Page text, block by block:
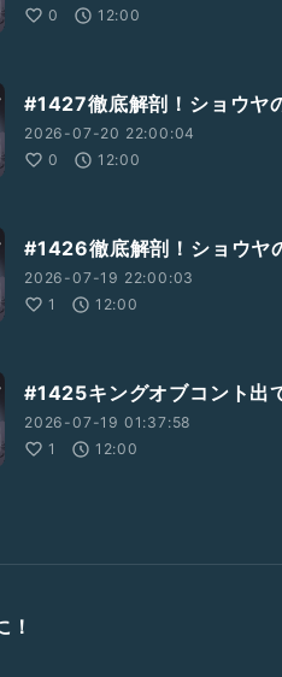
0
12:00
#1427徹底解剖！ショウヤ
2026-07-20 22:00:04
0
12:00
#1426徹底解剖！ショウヤ
2026-07-19 22:00:03
1
12:00
#1425キングオブコント出
2026-07-19 01:37:58
1
12:00
！